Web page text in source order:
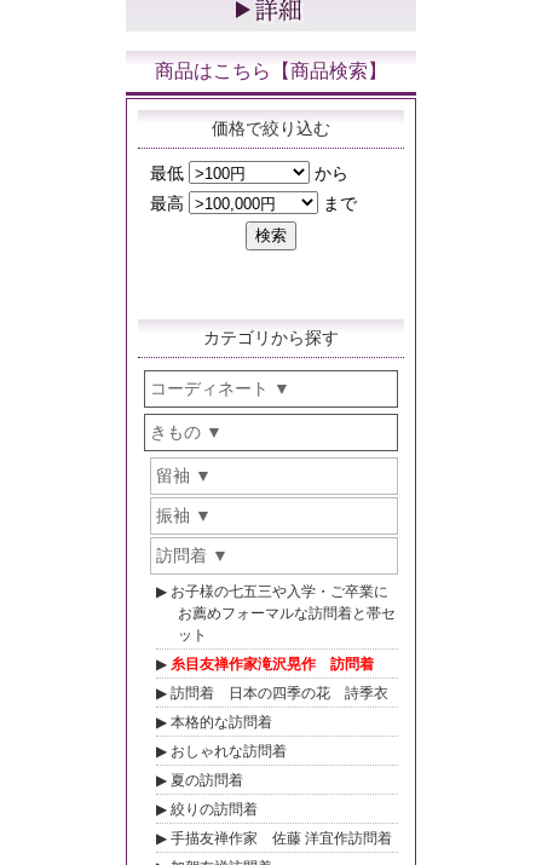
商品はこちら【商品検索】
価格で絞り込む
カテゴリから探す
コーディネート
きもの
留袖
振袖
訪問着
お子様の七五三や入学・ご卒業に
お薦めフォーマルな訪問着と帯セ
ット
糸目友禅作家滝沢晃作 訪問着
訪問着 日本の四季の花 詩季衣
本格的な訪問着
おしゃれな訪問着
夏の訪問着
絞りの訪問着
手描友禅作家 佐藤 洋宜作訪問着